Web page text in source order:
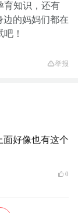
育知识，还有
边的妈妈们都在
吧！
举报
面好像也有这个
0